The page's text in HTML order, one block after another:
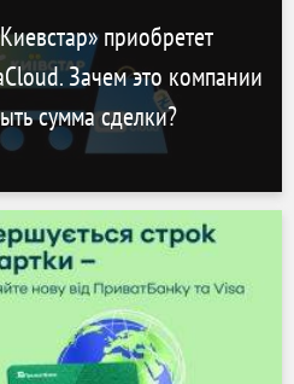
приобретет
Зачем это компании
сумма сделки?